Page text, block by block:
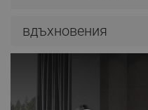
вдъхновения